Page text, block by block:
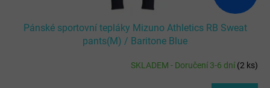
Pánské sportovní tepláky Mizuno Athletics RB Sweat
pants(M) / Baritone Blue
SKLADEM - Doručení 3-6 dní(2 ks)